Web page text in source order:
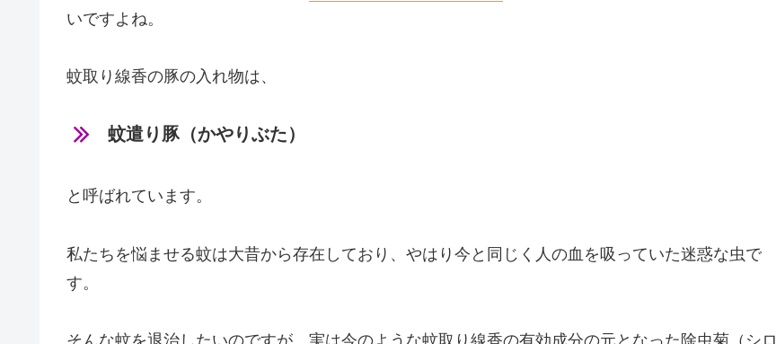
いですよね。
蚊取り線香の豚の入れ物は、
蚊遣り豚（かやりぶた）
と呼ばれています。
私たちを悩ませる蚊は大昔から存在しており、やはり今と同じく人の血を吸っていた迷惑な虫で
す。
そんな蚊を退治したいのですが、実は今のような蚊取り線香の有効成分の元となった除虫菊（シロ